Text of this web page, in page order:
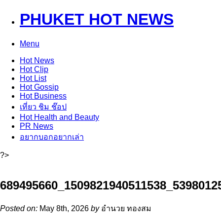
PHUKET HOT NEWS
Menu
HotNews
HotClip
HotList
HotGossip
HotBusiness
เที่ยว ชิม ช๊อป
HotHealth and Beauty
PR News
อยากบอกอยากเล่า
?>
Posted on: May 8th, 2026 byอำนวย ทองสม